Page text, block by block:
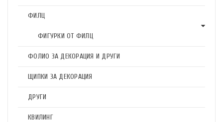
ФИЛЦ
ФИГУРКИ ОТ ФИЛЦ
ФОЛИО ЗА ДЕКОРАЦИЯ И ДРУГИ
ЩИПКИ ЗА ДЕКОРАЦИЯ
ДРУГИ
КВИЛИНГ